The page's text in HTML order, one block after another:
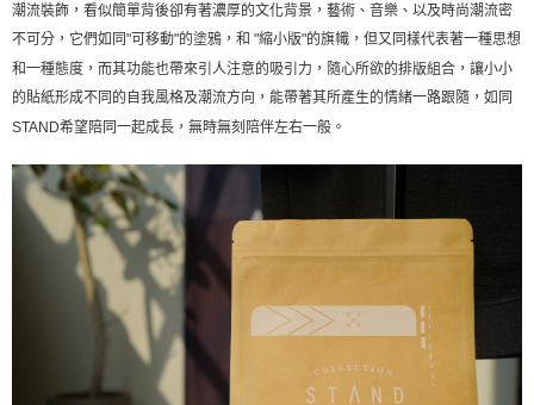
宅配
每筆NT$130，滿NT$10,000(含以上)免運費
潮流裝飾，看似簡單背後卻有著濃厚的文化背景，藝術、音樂、以及時尚潮流密
不可分，它們如同"可移動"的塗鴉，和 "縮小版"的旗幟，但又同樣代表著一種思想
和一種態度，而其功能也帶來引人注意的吸引力，隨心所欲的排版組合，讓小小
的貼紙形成不同的自我風格及潮流方向，能帶著其所產生的情緒一路跟隨，如同
STAND希望陪同一起成長，無時無刻陪伴左右一般。